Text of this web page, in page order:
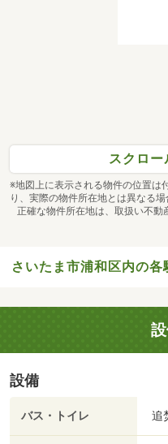
スクロー
※地図上に表示される物件の位置は
り、実際の物件所在地とは異なる場
正確な物件所在地は、取扱い不動
さいたま市浦和区内の各
設備
バス・トイレ 追